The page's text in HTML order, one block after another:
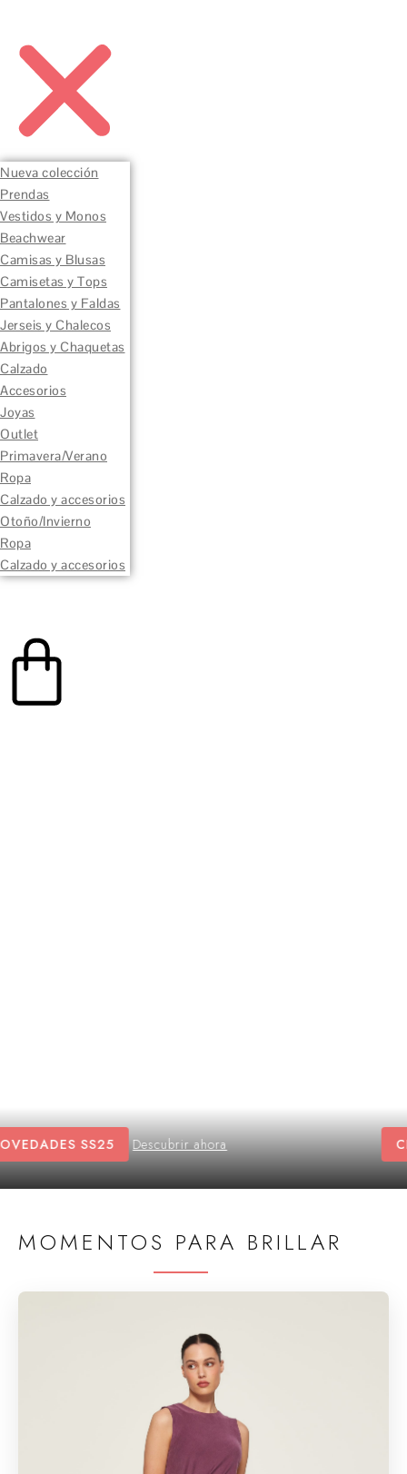
Nueva colección
Prendas
Vestidos y Monos
Beachwear
Camisas y Blusas
Camisetas y Tops
Pantalones y Faldas
Jerseis y Chalecos
Abrigos y Chaquetas
Calzado
Accesorios
Joyas
Outlet
Primavera/Verano
Ropa
Calzado y accesorios
Otoño/Invierno
Ropa
Calzado y accesorios
CLUB CALMA 10% EXTRA Unirse ahora
MOMENTOS PARA BRILLAR